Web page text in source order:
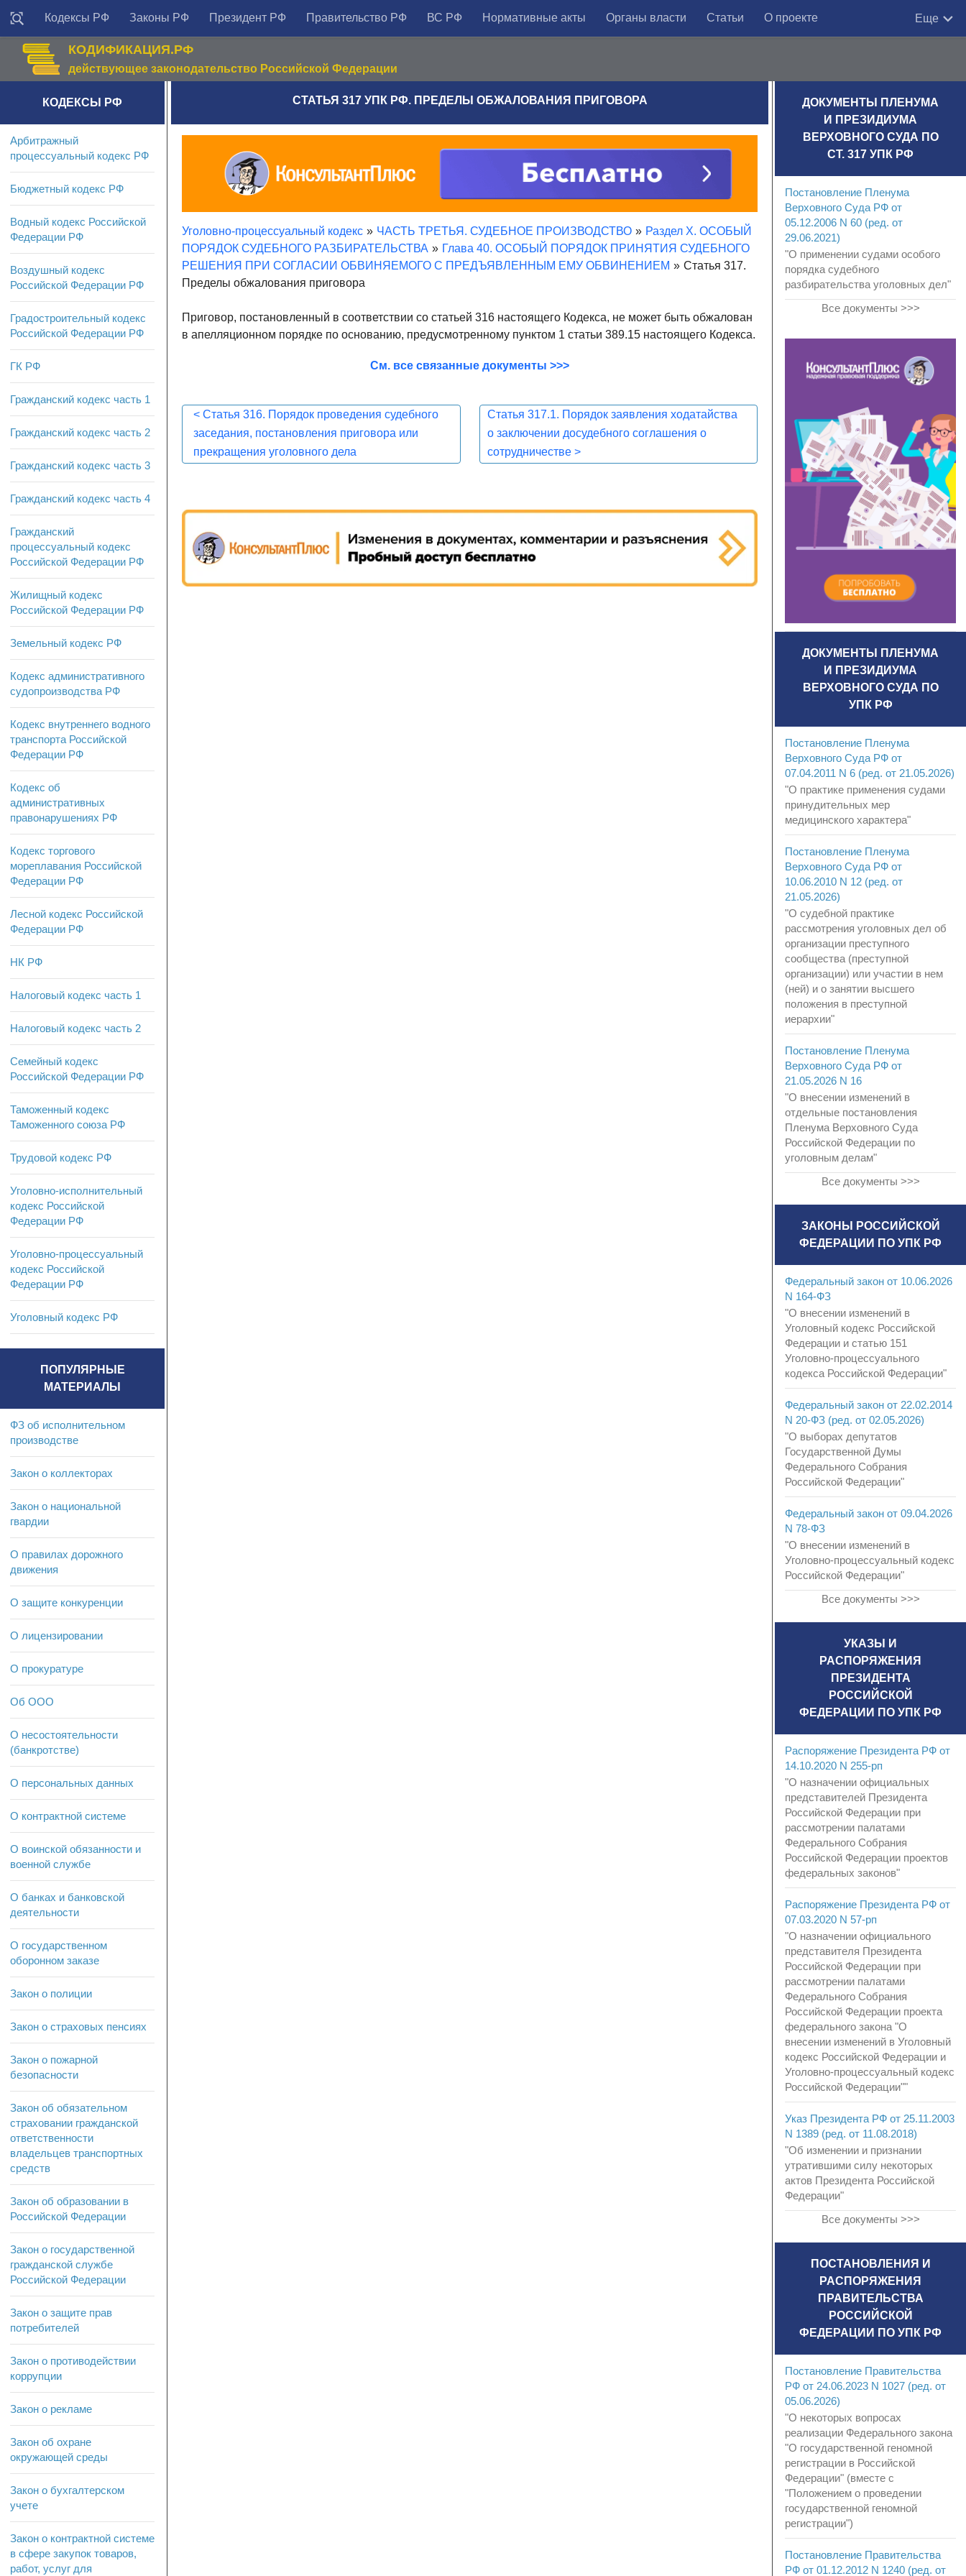
Кодексы РФ Законы РФ Президент РФ Правительство РФ ВС РФ Нормативные акты Органы власти Статьи О проекте Еще
КОДИФИКАЦИЯ.РФ
действующее законодательство Российской Федерации
СТАТЬЯ 317 УПК РФ. ПРЕДЕЛЫ ОБЖАЛОВАНИЯ ПРИГОВОРА
Уголовно-процессуальный кодекс » ЧАСТЬ ТРЕТЬЯ. СУДЕБНОЕ ПРОИЗВОДСТВО » Раздел X. ОСОБЫЙ
ПОРЯДОК СУДЕБНОГО РАЗБИРАТЕЛЬСТВА » Глава 40. ОСОБЫЙ ПОРЯДОК ПРИНЯТИЯ СУДЕБНОГО
РЕШЕНИЯ ПРИ СОГЛАСИИ ОБВИНЯЕМОГО С ПРЕДЪЯВЛЕННЫМ ЕМУ ОБВИНЕНИЕМ » Статья 317.
Пределы обжалования приговора
Приговор, постановленный в соответствии со статьей 316 настоящего Кодекса, не может быть обжалован
в апелляционном порядке по основанию, предусмотренному пунктом 1 статьи 389.15 настоящего Кодекса.
См. все связанные документы >>>
< Статья 316. Порядок проведения судебного
заседания, постановления приговора или
прекращения уголовного дела
Статья 317.1. Порядок заявления ходатайства
о заключении досудебного соглашения о
сотрудничестве >
КОДЕКСЫ РФ
Арбитражный
процессуальный кодекс РФ
Бюджетный кодекс РФ
Водный кодекс Российской
Федерации РФ
Воздушный кодекс
Российской Федерации РФ
Градостроительный кодекс
Российской Федерации РФ
ГК РФ
Гражданский кодекс часть 1
Гражданский кодекс часть 2
Гражданский кодекс часть 3
Гражданский кодекс часть 4
Гражданский
процессуальный кодекс
Российской Федерации РФ
Жилищный кодекс
Российской Федерации РФ
Земельный кодекс РФ
Кодекс административного
судопроизводства РФ
Кодекс внутреннего водного
транспорта Российской
Федерации РФ
Кодекс об
административных
правонарушениях РФ
Кодекс торгового
мореплавания Российской
Федерации РФ
Лесной кодекс Российской
Федерации РФ
НК РФ
Налоговый кодекс часть 1
Налоговый кодекс часть 2
Семейный кодекс
Российской Федерации РФ
Таможенный кодекс
Таможенного союза РФ
Трудовой кодекс РФ
Уголовно-исполнительный
кодекс Российской
Федерации РФ
Уголовно-процессуальный
кодекс Российской
Федерации РФ
Уголовный кодекс РФ
ПОПУЛЯРНЫЕ
МАТЕРИАЛЫ
ФЗ об исполнительном
производстве
Закон о коллекторах
Закон о национальной
гвардии
О правилах дорожного
движения
О защите конкуренции
О лицензировании
О прокуратуре
Об ООО
О несостоятельности
(банкротстве)
О персональных данных
О контрактной системе
О воинской обязанности и
военной службе
О банках и банковской
деятельности
О государственном
оборонном заказе
Закон о полиции
Закон о страховых пенсиях
Закон о пожарной
безопасности
Закон об обязательном
страховании гражданской
ответственности
владельцев транспортных
средств
Закон об образовании в
Российской Федерации
Закон о государственной
гражданской службе
Российской Федерации
Закон о защите прав
потребителей
Закон о противодействии
коррупции
Закон о рекламе
Закон об охране
окружающей среды
Закон о бухгалтерском
учете
Закон о контрактной системе
в сфере закупок товаров,
работ, услуг для
ДОКУМЕНТЫ ПЛЕНУМА
И ПРЕЗИДИУМА
ВЕРХОВНОГО СУДА ПО
СТ. 317 УПК РФ
Постановление Пленума
Верховного Суда РФ от
05.12.2006 N 60 (ред. от
29.06.2021)
"О применении судами особого
порядка судебного
разбирательства уголовных дел"
Все документы >>>
ДОКУМЕНТЫ ПЛЕНУМА
И ПРЕЗИДИУМА
ВЕРХОВНОГО СУДА ПО
УПК РФ
Постановление Пленума
Верховного Суда РФ от
07.04.2011 N 6 (ред. от 21.05.2026)
"О практике применения судами
принудительных мер
медицинского характера"
Постановление Пленума
Верховного Суда РФ от
10.06.2010 N 12 (ред. от
21.05.2026)
"О судебной практике
рассмотрения уголовных дел об
организации преступного
сообщества (преступной
организации) или участии в нем
(ней) и о занятии высшего
положения в преступной
иерархии"
Постановление Пленума
Верховного Суда РФ от
21.05.2026 N 16
"О внесении изменений в
отдельные постановления
Пленума Верховного Суда
Российской Федерации по
уголовным делам"
Все документы >>>
ЗАКОНЫ РОССИЙСКОЙ
ФЕДЕРАЦИИ ПО УПК РФ
Федеральный закон от 10.06.2026
N 164-ФЗ
"О внесении изменений в
Уголовный кодекс Российской
Федерации и статью 151
Уголовно-процессуального
кодекса Российской Федерации"
Федеральный закон от 22.02.2014
N 20-ФЗ (ред. от 02.05.2026)
"О выборах депутатов
Государственной Думы
Федерального Собрания
Российской Федерации"
Федеральный закон от 09.04.2026
N 78-ФЗ
"О внесении изменений в
Уголовно-процессуальный кодекс
Российской Федерации"
Все документы >>>
УКАЗЫ И
РАСПОРЯЖЕНИЯ
ПРЕЗИДЕНТА
РОССИЙСКОЙ
ФЕДЕРАЦИИ ПО УПК РФ
Распоряжение Президента РФ от
14.10.2020 N 255-рп
"О назначении официальных
представителей Президента
Российской Федерации при
рассмотрении палатами
Федерального Собрания
Российской Федерации проектов
федеральных законов"
Распоряжение Президента РФ от
07.03.2020 N 57-рп
"О назначении официального
представителя Президента
Российской Федерации при
рассмотрении палатами
Федерального Собрания
Российской Федерации проекта
федерального закона "О
внесении изменений в Уголовный
кодекс Российской Федерации и
Уголовно-процессуальный кодекс
Российской Федерации""
Указ Президента РФ от 25.11.2003
N 1389 (ред. от 11.08.2018)
"Об изменении и признании
утратившими силу некоторых
актов Президента Российской
Федерации"
Все документы >>>
ПОСТАНОВЛЕНИЯ И
РАСПОРЯЖЕНИЯ
ПРАВИТЕЛЬСТВА
РОССИЙСКОЙ
ФЕДЕРАЦИИ ПО УПК РФ
Постановление Правительства
РФ от 24.06.2023 N 1027 (ред. от
05.06.2026)
"О некоторых вопросах
реализации Федерального закона
"О государственной геномной
регистрации в Российской
Федерации" (вместе с
"Положением о проведении
государственной геномной
регистрации")
Постановление Правительства
РФ от 01.12.2012 N 1240 (ред. от